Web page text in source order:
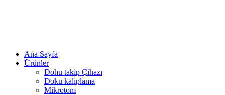
Ana Sayfa
Ürünler
Dohu takip Çihazı
Doku kalıplama
Mikrotom